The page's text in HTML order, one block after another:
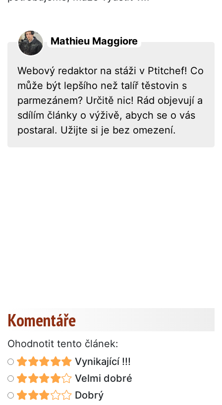
Mathieu Maggiore
Webový redaktor na stáži v Ptitchef! Co
může být lepšího než talíř těstovin s
parmezánem? Určitě nic! Rád objevují a
sdílím články o výživě, abych se o vás
postaral. Užijte si je bez omezení.
Komentáře
Ohodnotit tento článek:
Vynikající !!!
Velmi dobré
Dobrý